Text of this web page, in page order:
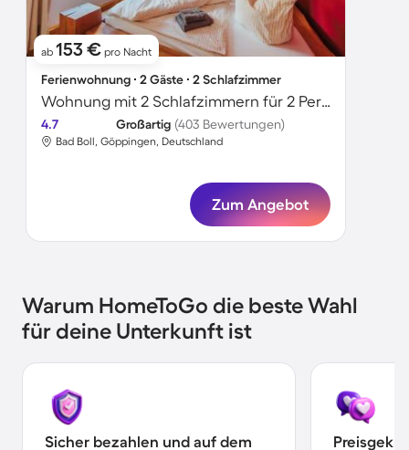
ab 153 € pro Nacht
Ferienwohnung ∙ 2 Gäste ∙ 2 Schlafzimmer
Wohnung mit 2 Schlafzimmern für 2 Personen
4.7 Großartig (403 Bewertungen)
Bad Boll, Göppingen, Deutschland
Zum Angebot
Warum HomeToGo die beste Wahl
für deine Unterkunft ist
Sicher bezahlen und auf dem